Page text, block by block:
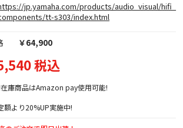
jp.yamaha.com/products/audio_visual/hifi_
tt-s303/index.html
￥64,900
税込
庫商品はAmazon pay使用可能!
額より20%UP実施中!